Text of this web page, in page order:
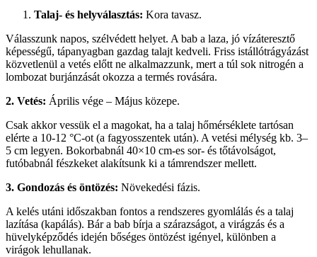
Talaj- és helyválasztás: Kora tavasz.
Válasszunk napos, szélvédett helyet. A bab a laza, jó vízáteresztő
képességű, tápanyagban gazdag talajt kedveli. Friss istállótrágyázást
közvetlenül a vetés előtt ne alkalmazzunk, mert a túl sok nitrogén a
lombozat burjánzását okozza a termés rovására.
2. Vetés: Április vége – Május közepe.
Csak akkor vessük el a magokat, ha a talaj hőmérséklete tartósan
elérte a 10-12 °C-ot (a fagyosszentek után). A vetési mélység kb. 3–
5 cm legyen. Bokorbabnál 40×10 cm-es sor- és tőtávolságot,
futóbabnál fészkeket alakítsunk ki a támrendszer mellett.
3. Gondozás és öntözés: Növekedési fázis.
A kelés utáni időszakban fontos a rendszeres gyomlálás és a talaj
lazítása (kapálás). Bár a bab bírja a szárazságot, a virágzás és a
hüvelyképződés idején bőséges öntözést igényel, különben a
virágok lehullanak.